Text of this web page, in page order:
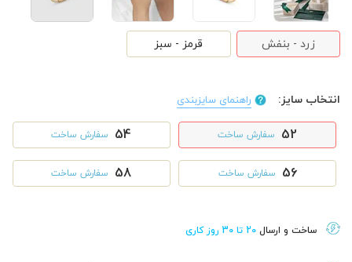
زرد - بنفش قرمز - سبز
انتخاب سایز: راهنمای سایزبندی
52 سفارش ساخت 54 سفارش ساخت
56 سفارش ساخت 58 سفارش ساخت
ساخت و ارسال 20 تا 30 روز کاری